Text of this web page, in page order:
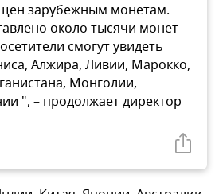
зарубежным монетам.
около тысячи монет
смогут увидеть
Алжира, Ливии, Марокко,
Монголии,
", – продолжает директор